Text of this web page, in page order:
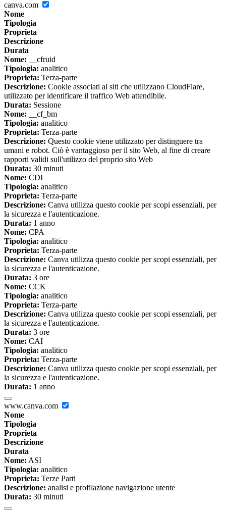
canva.com
Nome
Tipologia
Proprieta
Descrizione
Durata
Nome: __cfruid
Tipologia: analitico
Proprieta: Terza-parte
Descrizione: Cookie associati ai siti che utilizzano CloudFlare,
utilizzato per identificare il traffico Web attendibile.
Durata: Sessione
Nome: __cf_bm
Tipologia: analitico
Proprieta: Terza-parte
Descrizione: Questo cookie viene utilizzato per distinguere tra
umani e robot. Ciò è vantaggioso per il sito Web, al fine di creare
rapporti validi sull'utilizzo del proprio sito Web
Durata: 30 minuti
Nome: CDI
Tipologia: analitico
Proprieta: Terza-parte
Descrizione: Canva utilizza questo cookie per scopi essenziali, per
la sicurezza e l'autenticazione.
Durata: 1 anno
Nome: CPA
Tipologia: analitico
Proprieta: Terza-parte
Descrizione: Canva utilizza questo cookie per scopi essenziali, per
la sicurezza e l'autenticazione.
Durata: 3 ore
Nome: CCK
Tipologia: analitico
Proprieta: Terza-parte
Descrizione: Canva utilizza questo cookie per scopi essenziali, per
la sicurezza e l'autenticazione.
Durata: 3 ore
Nome: CAI
Tipologia: analitico
Proprieta: Terza-parte
Descrizione: Canva utilizza questo cookie per scopi essenziali, per
la sicurezza e l'autenticazione.
Durata: 1 anno
www.canva.com
Nome
Tipologia
Proprieta
Descrizione
Durata
Nome: ASI
Tipologia: analitico
Proprieta: Terze Parti
Descrizione: analisi e profilazione navigazione utente
Durata: 30 minuti